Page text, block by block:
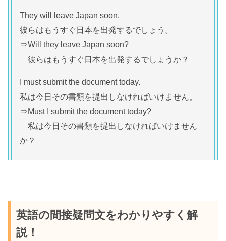
They will leave Japan soon.
彼らはもうすぐ日本を出発するでしょう。
⇒Will they leave Japan soon?
彼らはもうすぐ日本を出発するでしょうか？
I must submit the document today.
私は今日その書類を提出しなければいけません。
⇒Must I submit the document today?
私は今日その書類を提出しなければいけません
か？
英語の間接疑問文をわかりやすく解
説！